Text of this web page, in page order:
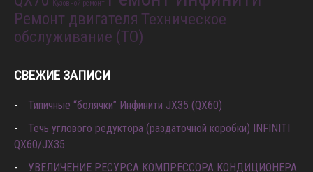
Кузовной ремонт
Ремонт двигателя Техническое
обслуживание (ТО)
СВЕЖИЕ ЗАПИСИ
Типичные “болячки” Инфинити JX35 (QX60)
Течь углового редуктора (раздаточной коробки) INFINITI
QX60/JX35
УВЕЛИЧЕНИЕ РЕСУРСА КОМПРЕССОРА КОНДИЦИОНЕРА